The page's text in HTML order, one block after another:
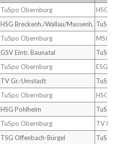
TuSpo Obernburg
HSG
HSG Breckenh./Wallau/Massenh. TuSpo
TuSpo Obernburg
MSG
GSV Eintr. Baunatal
TuSpo
TuSpo Obernburg
ESG
TV Gr.-Umstadt
TuSpo
TuSpo Obernburg
HSG
HSG Pohlheim
TuSpo
TuSpo Obernburg
TV
TSG Offenbach-Bürgel
TuSpo